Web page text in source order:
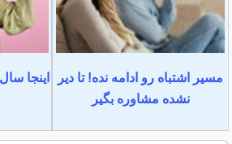
مسیر اشتباه رو ادامه نده! تا دیر
نشده مشاوره بگیر
اینجا